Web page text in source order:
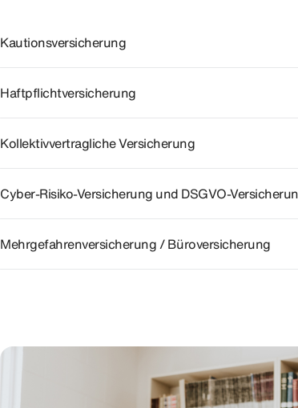
Kautionsversicherung
Haftpflichtversicherung
Kollektivvertragliche Versicherung
Cyber-Risiko-Versicherung und DSGVO-
Mehrgefahrenversicherung / Büroversicherung